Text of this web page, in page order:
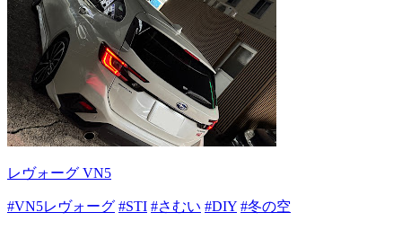
レヴォーグ VN5
#VN5レヴォーグ #STI #さむい #DIY #冬の空